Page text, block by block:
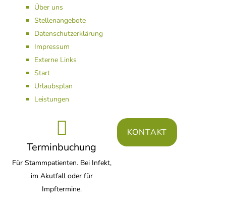
Über uns
Stellenangebote
Datenschutzerklärung
Impressum
Externe Links
Start
Urlaubsplan
Leistungen
Terminbuchung
Für Stammpatienten. Bei Infekt,
im Akutfall oder für
Impftermine.
KONTAKT